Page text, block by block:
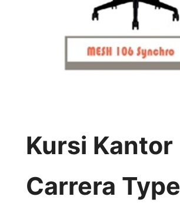
Kursi Kantor
Carrera Type